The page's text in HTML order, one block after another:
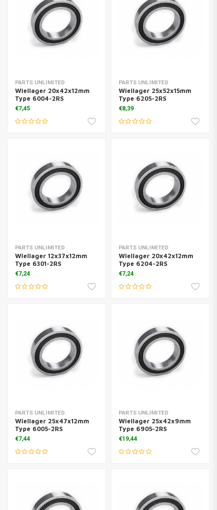
PARTS UNLIMITED
Wiellager 20x42x12mm
Type 6004-2RS
€7,45
PARTS UNLIMITED
Wiellager 25x52x15mm
Type 6205-2RS
€8,39
PARTS UNLIMITED
Wiellager 12x37x12mm
Type 6301-2RS
€7,24
PARTS UNLIMITED
Wiellager 20x42x12mm
Type 6204-2RS
€7,24
PARTS UNLIMITED
Wiellager 25x47x12mm
Type 6005-2RS
€7,44
PARTS UNLIMITED
Wiellager 25x42x9mm
Type 6905-2RS
€19,44